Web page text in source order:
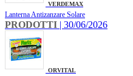
VERDEMAX
Lanterna Antizanzare Solare
PRODOTTI | 30/06/2026
ORVITAL